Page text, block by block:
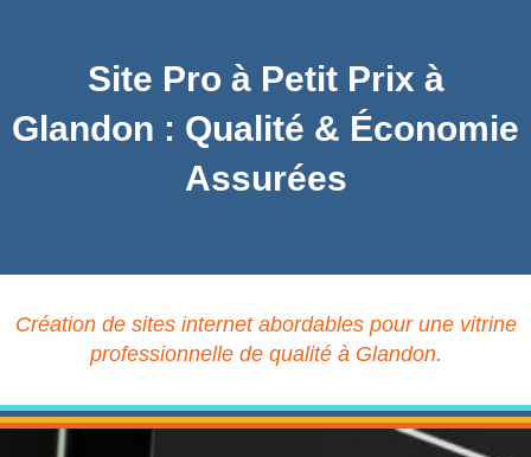
Site Pro à Petit Prix à
Glandon : Qualité & Économie
Assurées
Création de sites internet abordables pour une vitrine
professionnelle de qualité à Glandon.